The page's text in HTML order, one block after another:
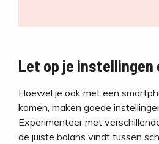
Let op je instellingen
Hoewel je ook met een
komen, maken goede
Experimenteer met
de juiste balans vindt tussen